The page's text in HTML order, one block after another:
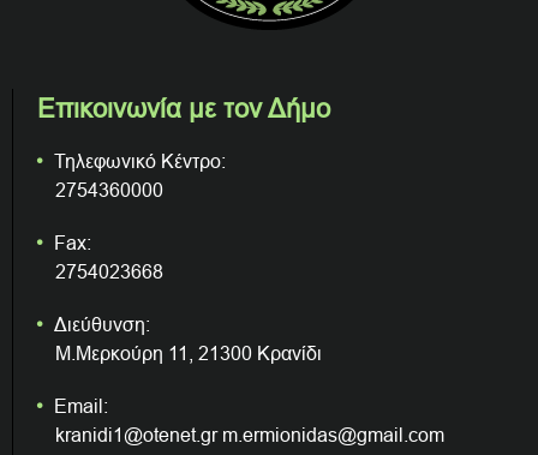
Επικοινωνία με τον Δήμο
Τηλεφωνικό Κέντρο:
2754360000
Fax:
2754023668
Διεύθυνση:
Μ.Μερκούρη 11, 21300 Κρανίδι
Email:
kranidi1@otenet.gr m.ermionidas@gmail.com